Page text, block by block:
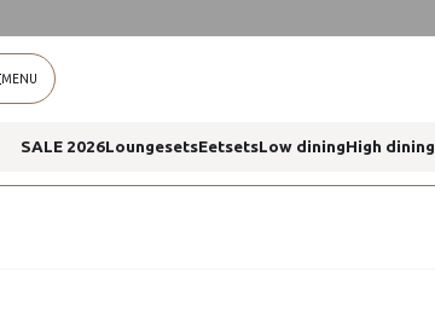
MENU
SALE 2026LoungesetsEetsetsLow diningHigh dining
Estate eettafel keramiek amber 240 x 105 cm taste 4so